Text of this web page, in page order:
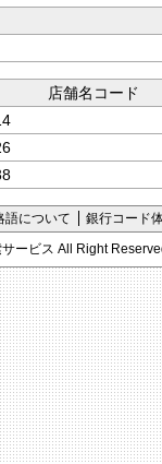
店舗名コード
語について 銀行コード
ービス All Right